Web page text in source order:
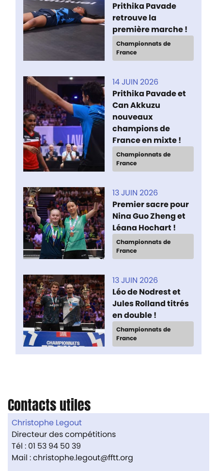
Prithika Pavade
retrouve la
première marche !
Championnats de
France
14 JUIN 2026
Prithika Pavade et
Can Akkuzu
nouveaux
champions de
France en mixte !
Championnats de
France
13 JUIN 2026
Premier sacre pour
Nina Guo Zheng et
Léana Hochart !
Championnats de
France
13 JUIN 2026
Léo de Nodrest et
Jules Rolland titrés
en double !
Championnats de
France
Contacts utiles
Christophe Legout
Directeur des compétitions
Tél : 01 53 94 50 39
Mail : christophe.legout@fftt.org